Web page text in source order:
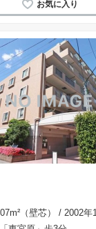
（壁芯）
/ 2002年